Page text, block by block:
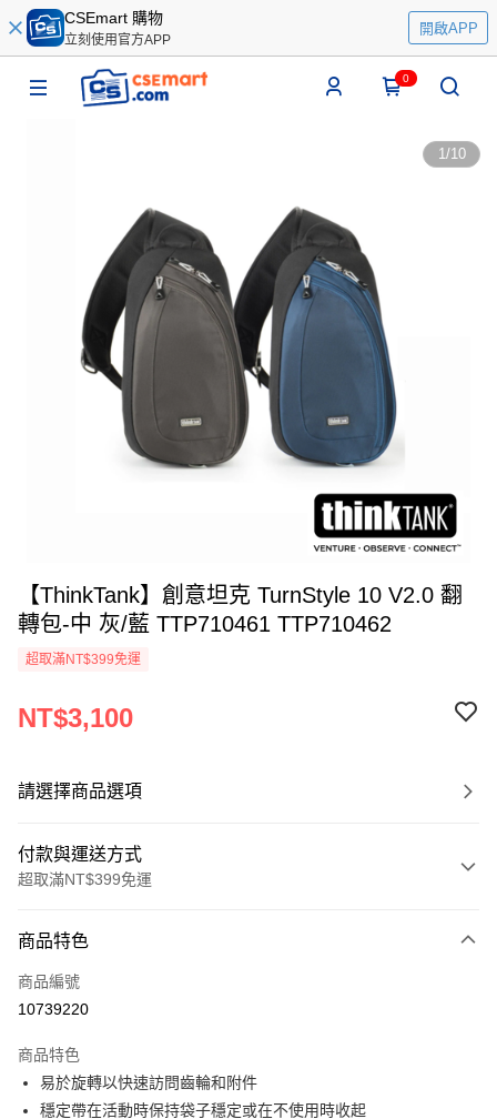
CSEmart 購物
立刻使用官方APP
開啟APP
0
1/10
【ThinkTank】創意坦克 TurnStyle 10 V2.0 翻
轉包-中 灰/藍 TTP710461 TTP710462
超取滿NT$399免運
NT$3,100
請選擇商品選項
付款與運送方式
超取滿NT$399免運
信用卡一次付款
信用卡分期付款
合作金庫商業銀行
華南商業銀行
上海商業儲蓄銀行
台北富邦商業銀行
6 期 0 利率 每期
12 期 0 利率 每期NT$258
商品特色
商品編號
10739220
商品特色
易於旋轉以快速訪問齒輪和附件
穩定帶在活動時保持袋子穩定或在不使用時收起